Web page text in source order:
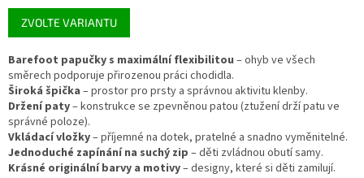
Měrná
cena:
ZVOLTE VARIANTU
Barefoot papučky s maximální flexibilitou – ohyb ve všech
směrech podporuje přirozenou práci chodidla.
Široká špička – prostor pro prsty a správnou aktivitu klenby.
Držení paty– konstrukce se zpevněnou patou (ztužení drží patu ve
správné poloze).
Vkládací vložky– příjemné na dotek, pratelné a snadno vyměnitelné.
Jednoduché zapínání na suchý zip – děti zvládnou obutí samy.
Krásné originální barvy a motivy– designy, které si děti zamilují.